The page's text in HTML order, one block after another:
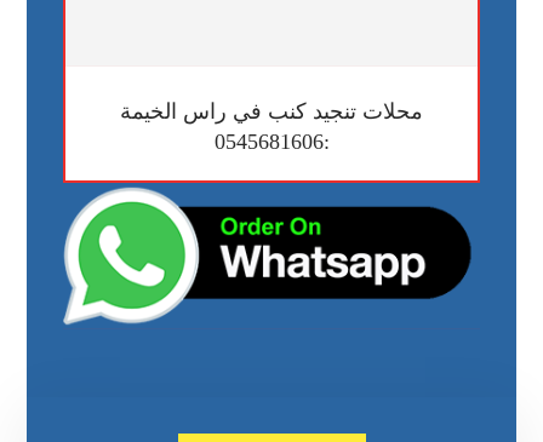
محلات تنجيد كنب في راس الخيمة
:0545681606